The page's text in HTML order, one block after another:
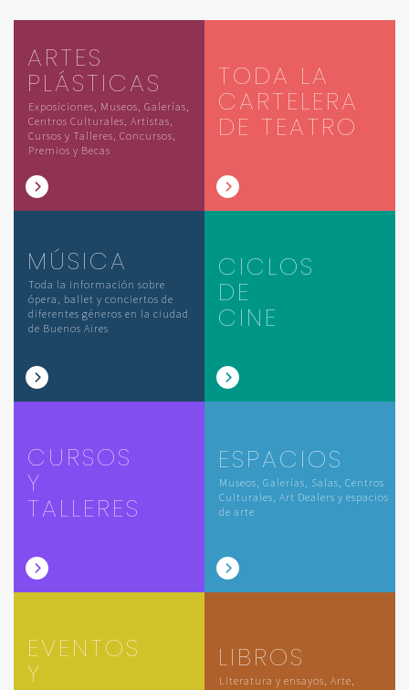
ARTES
PLÁSTICAS
Exposiciones, Museos, Galerías,
Centros Culturales, Artistas,
Cursos y Talleres, Concursos,
Premios y Becas
TODA LA
CARTELERA
DE TEATRO
MÚSICA
Toda la información sobre
ópera, ballet y conciertos de
diferentes géneros en la ciudad
de Buenos Aires
CICLOS
DE
CINE
CURSOS
Y
TALLERES
ESPACIOS
Museos, Galerías, Salas, Centros
Culturales, Art Dealers y espacios
de arte
EVENTOS
Y LIBROS
Literatura y ensayos, Arte,